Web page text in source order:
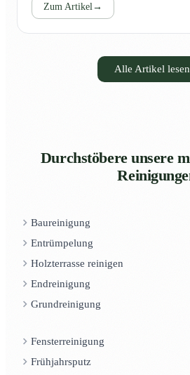
Zum Artikel →
Alle Artikel lesen
Durchstöbere unsere
Baureinigung
Entrümpelung
Holzterrasse reinigen
Endreinigung
Grundreinigung
Fensterreinigung
Frühjahrsputz